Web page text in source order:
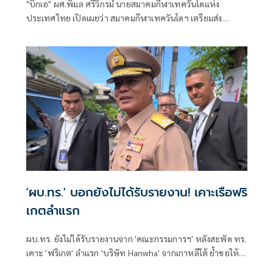
"บิ๊กเอ" ผศ.พิมล ศรีวิกรม์ นายสมาคมกีฬาเทควันโดแห่ง
ประเทศไทย เปิดเผยว่า สมาคมกีฬาเทควันโดฯ เตรียมส่ง
รายการสำคัญที่เมืองชุนชอน ประเทศเกาหลีใต้ รวม 2 รายการ
ประกอบด้วย รายการ "Chuncheon 2026 World Taekwondo
World Cup Team Championships Series" ระหว่างวันที่ 14-
16 ก.ค.69 ต่อเนื่องด้วยรายการ "2026 Chuncheon Korea
Open International Taekwondo Championships" ระหว่าง
วันที่ 18-22 ก.ค.69
'ผบ.ทร.' บอกยังไม่ได้รับรายงาน! เคาะเรือฟริ
เกตลำแรก
ผบ.ทร. ยังไม่ได้รับรายงานจาก 'คณะกรรมการฯ' หลังสะพัด ทร.
เคาะ 'ฟริเกต' ลำแรก 'บริษัท Hanwha' จากเกาหลีใต้ ย้ำขอให้